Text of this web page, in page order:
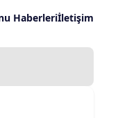
Haberleriİletişim